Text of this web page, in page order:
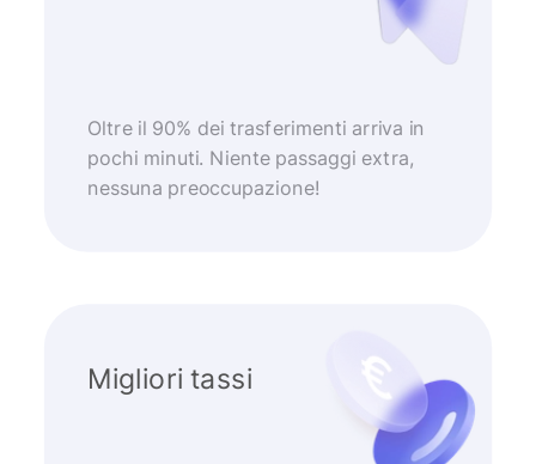
Oltre il 90% dei trasferimenti arriva in
pochi minuti. Niente passaggi extra,
nessuna preoccupazione!
Migliori tassi